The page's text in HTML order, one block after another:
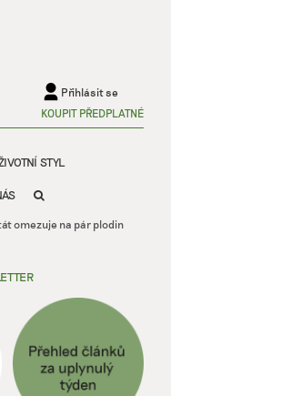
Přihlásit se
KOUPIT PŘEDPLATNÉ
STYL
omezuje na pár plodin